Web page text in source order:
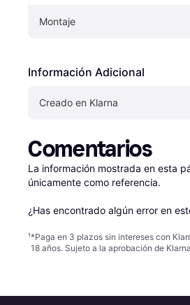
Montaje
Información Adicional
Creado en Klarna
Comentarios
La información mostrada en esta
únicamente como referencia.
¿Has encontrado algún error en
¹*Paga en 3 plazos sin intereses con
18 años. Sujeto a la aprobación de